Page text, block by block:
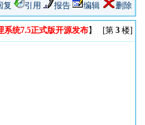
复 引用 报告 编辑 删除
统7.5正式版开源发布】 [第 3楼]